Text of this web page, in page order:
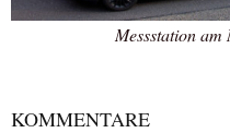
Messstation
KOMMENTARE